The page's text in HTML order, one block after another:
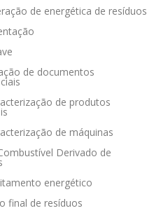
de energética de resíduos
de documentos
de produtos
de máquinas
Derivado de
energético
final de resíduos